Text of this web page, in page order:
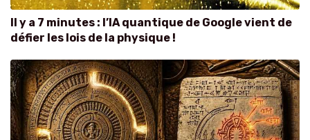
Il y a 7 minutes : l’IA quantique de Google vient de
défier les lois de la physique !